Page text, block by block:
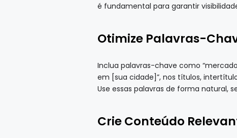
é fundamental para garantir
Otimize Palavras-
Inclua palavras-chave como
em [sua cidade]”, nos títulos,
Use essas palavras de forma natural,
Crie Conteúdo